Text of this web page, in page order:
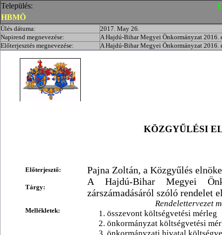
Település:
HBMÖ
Ülés dátuma:
2017. May 26.
Napirend megnevezése:
A Hajdú-Bihar Megyei Önkormányzat 2016.
Előterjesztés megnevezése:
A Hajdú-Bihar Megyei Önkormányzat 2016.